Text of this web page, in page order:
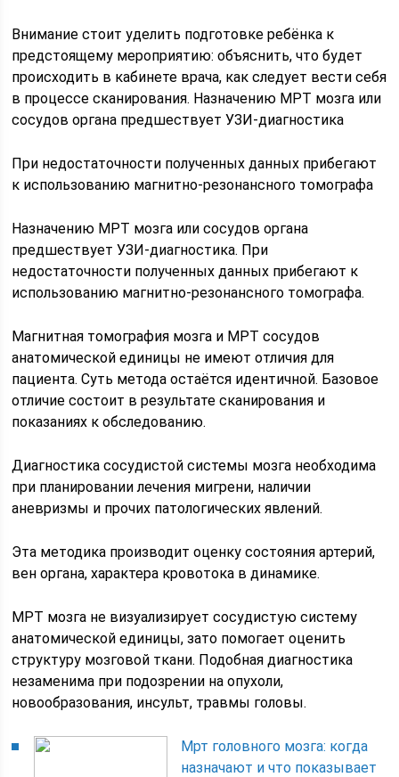
Внимание стоит уделить подготовке ребёнка к
предстоящему мероприятию: объяснить, что будет
происходить в кабинете врача, как следует вести себя
в процессе сканирования. Назначению МРТ мозга или
сосудов органа предшествует УЗИ-диагностика
При недостаточности полученных данных прибегают
к использованию магнитно-резонансного томографа
Назначению МРТ мозга или сосудов органа
предшествует УЗИ-диагностика. При
недостаточности полученных данных прибегают к
использованию магнитно-резонансного томографа.
Магнитная томография мозга и МРТ сосудов
анатомической единицы не имеют отличия для
пациента. Суть метода остаётся идентичной. Базовое
отличие состоит в результате сканирования и
показаниях к обследованию.
Диагностика сосудистой системы мозга необходима
при планировании лечения мигрени, наличии
аневризмы и прочих патологических явлений.
Эта методика производит оценку состояния артерий,
вен органа, характера кровотока в динамике.
МРТ мозга не визуализирует сосудистую систему
анатомической единицы, зато помогает оценить
структуру мозговой ткани. Подобная диагностика
незаменима при подозрении на опухоли,
новообразования, инсульт, травмы головы.
Мрт головного мозга: когда
назначают и что показывает